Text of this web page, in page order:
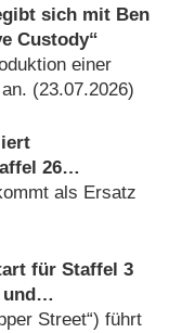
sich mit Ben
Custody“
einer
(23.07.2026)
26
als Ersatz
für Staffel 3
alsStreet“) führt